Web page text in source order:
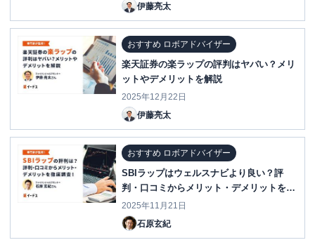
伊藤亮太
おすすめ ロボアドバイザー
楽天証券の楽ラップの評判はヤバい？メリ
ットやデメリットを解説
2025年12月22日
伊藤亮太
おすすめ ロボアドバイザー
SBIラップはウェルスナビより良い？評
判・口コミからメリット・デメリットを徹
底調査！
2025年11月21日
石原玄紀